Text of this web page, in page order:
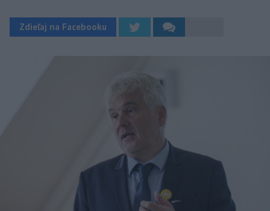
Zdieľaj na Facebooku